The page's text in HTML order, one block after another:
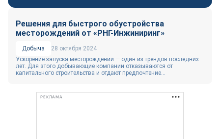
Решения для быстрого обустройства
месторождений от «РНГ-Инжиниринг»
Добыча
28 октября 2024
Ускорение запуска месторождений — один из трендов последних
лет. Для этого добывающие компании отказываются от
капитального строительства и отдают предпочтение...
РЕКЛАМА